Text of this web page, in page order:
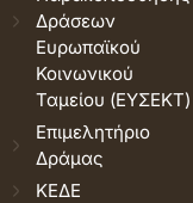
Δράσεων
Ευρωπαϊκού
Κοινωνικού
Ταμείου (ΕΥΣΕΚΤ)
Επιμελητήριο
Δράμας
ΚΕΔΕ